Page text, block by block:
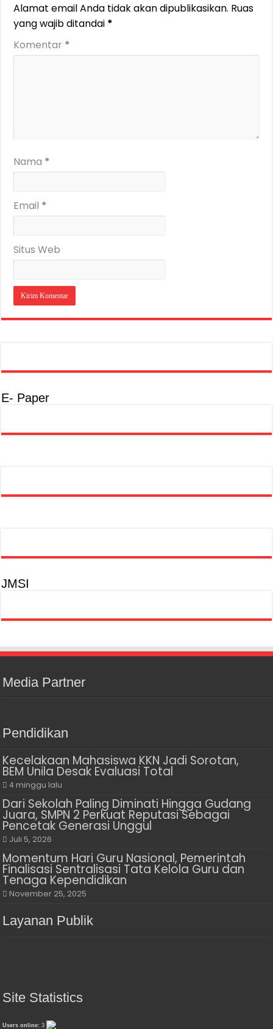
Alamat email Anda tidak akan dipublikasikan. Ruas
yang wajib ditandai *
Komentar *
Nama *
Email *
Situs Web
E- Paper
JMSI
Media Partner
Pendidikan
Kecelakaan Mahasiswa KKN Jadi Sorotan,
BEM Unila Desak Evaluasi Total
4 minggu lalu
Dari Sekolah Paling Diminati Hingga Gudang
Juara, SMPN 2 Perkuat Reputasi Sebagai
Pencetak Generasi Unggul
Juli 5, 2026
Momentum Hari Guru Nasional, Pemerintah
Finalisasi Sentralisasi Tata Kelola Guru dan
Tenaga Kependidikan
November 25, 2025
Layanan Publik
Site Statistics
Users online:3